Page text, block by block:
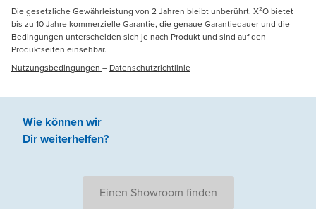
Die gesetzliche Gewährleistung von 2 Jahren bleibt unberührt. X²O bietet
bis zu 10 Jahre kommerzielle Garantie, die genaue Garantiedauer und die
Bedingungen unterscheiden sich je nach Produkt und sind auf den
Produktseiten einsehbar.
Nutzungsbedingungen – Datenschutzrichtlinie
Wie können wir
Dir weiterhelfen?
Einen Showroom finden